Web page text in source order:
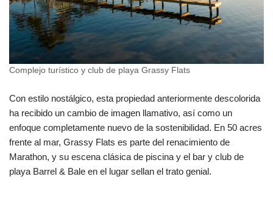
Complejo turístico y club de playa Grassy Flats
Con estilo nostálgico, esta propiedad anteriormente descolorida
ha recibido un cambio de imagen llamativo, así como un
enfoque completamente nuevo de la sostenibilidad. En 50 acres
frente al mar, Grassy Flats es parte del renacimiento de
Marathon, y su escena clásica de piscina y el bar y club de
playa Barrel & Bale en el lugar sellan el trato genial.